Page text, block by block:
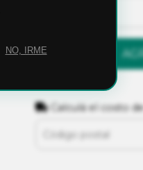
Calculá el costo
NO, IRME